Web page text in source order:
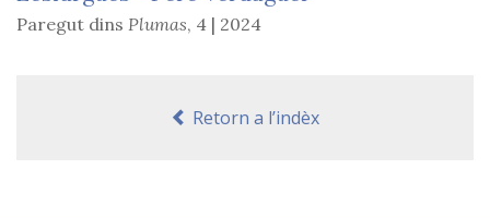
Paregut dins Plumas, 4 | 2024
Retorn a l’indèx